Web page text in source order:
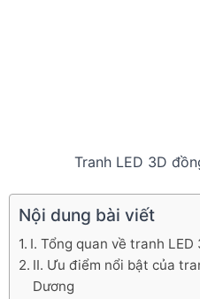
Tranh LED 3D
Nội dung bài viết
I. Tổng quan về tranh
II. Ưu điểm nổi bật của
Dương